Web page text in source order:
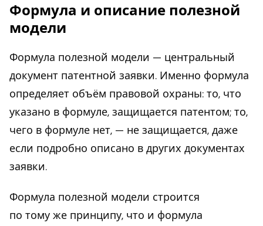
Формула и описание полезной
модели
Формула полезной модели — центральный
документ патентной заявки. Именно формула
определяет объём правовой охраны: то, что
указано в формуле, защищается патентом; то,
чего в формуле нет, — не защищается, даже
если подробно описано в других документах
заявки.
Формула полезной модели строится
по тому же принципу, что и формула